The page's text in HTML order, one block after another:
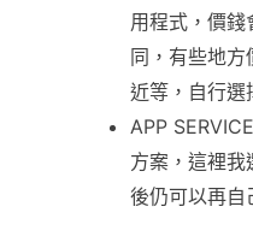
用程式，價錢
同，有些地
近等，自行選
APP
方案，這裡我
後仍可以再自